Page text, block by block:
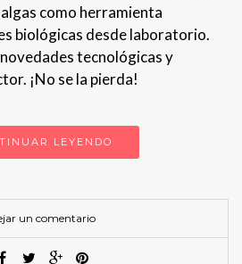
como herramienta
biológicas desde laboratorio.
tecnológicas y
¡No se la pierda!
LEYENDO
un comentario